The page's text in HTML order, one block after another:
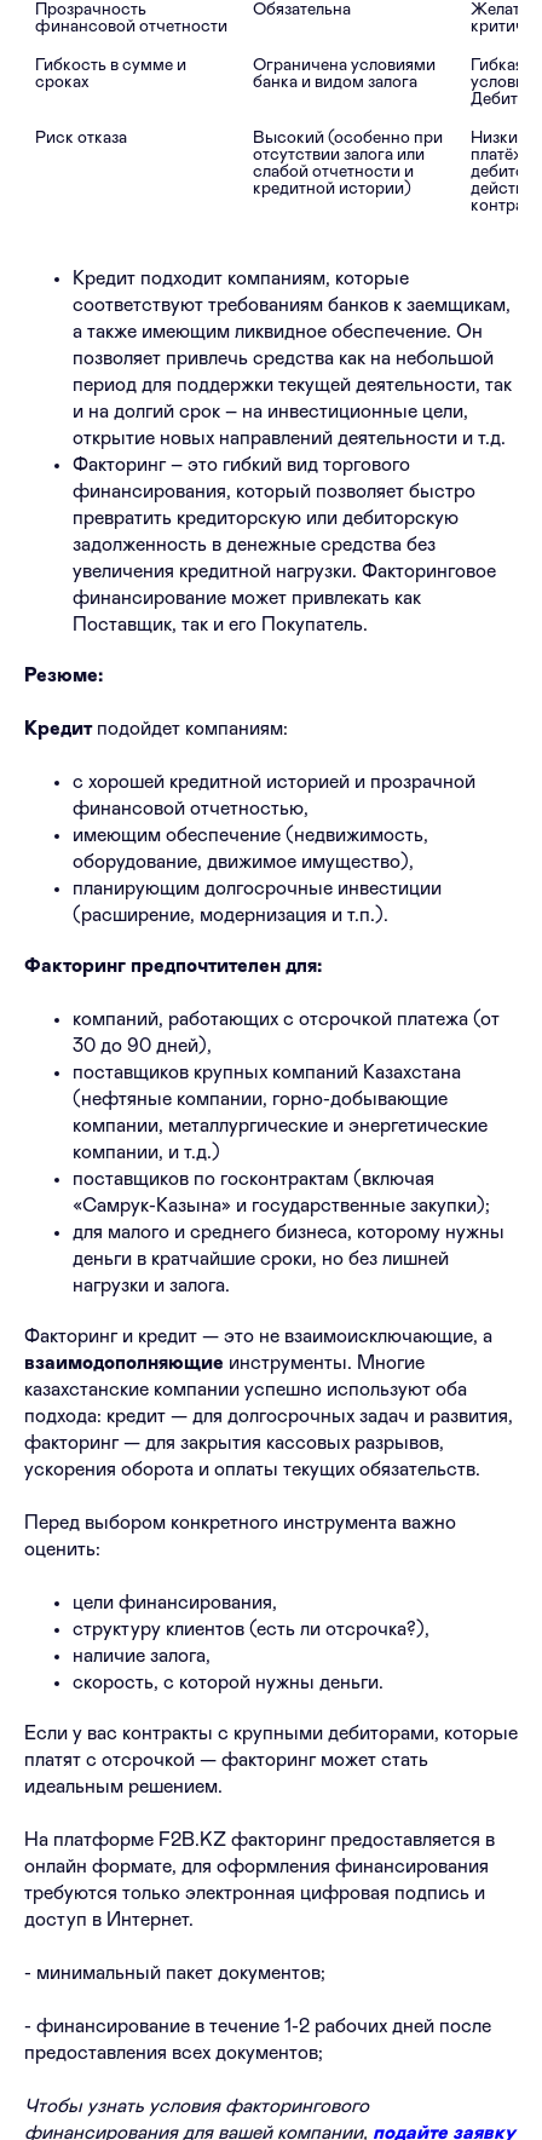
Прозрачность
Обязательна
критична
Гибкость в сумме и
сроках
Ограничена условиями
банка и видом залога
Гибкая,
условий
Риск отказа
Высокий (особенно при
отсутствии залога или
слабой отчетности и
кредитной истории)
Низкий
Кредит подходит компаниям, которые
соответствуют требованиям банков к заемщикам,
а также имеющим ликвидное обеспечение. Он
позволяет привлечь средства как на небольшой
период для поддержки текущей деятельности, так
и на долгий срок – на инвестиционные цели,
открытие новых направлений деятельности и т.д.
Факторинг – это гибкий вид торгового
финансирования, который позволяет быстро
превратить кредиторскую или дебиторскую
задолженность в денежные средства без
увеличения кредитной нагрузки. Факторинговое
финансирование может привлекать как
Поставщик, так и его Покупатель.
Резюме:
Кредитподойдет компаниям:
с хорошей кредитной историей и прозрачной
финансовой отчетностью,
имеющим обеспечение (недвижимость,
оборудование, движимое имущество),
планирующим долгосрочные инвестиции
(расширение, модернизация и т.п.).
Факторинг предпочтителен для:
компаний, работающих с отсрочкой платежа (от
30 до 90 дней),
поставщиков крупных компаний Казахстана
(нефтяные компании, горно-добывающие
компании, металлургические и энергетические
компании, и т.д.)
поставщиков по госконтрактам (включая
«Самрук-Казына» и государственные закупки);
для малого и среднего бизнеса, которому нужны
деньги в кратчайшие сроки, но без лишней
нагрузки и залога.
Факторинг и кредит — это не взаимоисключающие, а
взаимодополняющие инструменты. Многие
казахстанские компании успешно используют оба
подхода: кредит — для долгосрочных задач и развития,
факторинг — для закрытия кассовых разрывов,
ускорения оборота и оплаты текущих обязательств.
Перед выбором конкретного инструмента важно
оценить:
цели финансирования,
структуру клиентов (есть ли отсрочка?),
наличие залога,
скорость, с которой нужны деньги.
Если у вас контракты с крупными дебиторами, которые
платят с отсрочкой — факторинг может стать
идеальным решением.
На платформе F2B.KZ факторинг предоставляется в
онлайн формате, для оформления финансирования
требуются только электронная цифровая подпись и
доступ в Интернет.
- минимальный пакет документов;
- финансирование в течение 1-2 рабочих дней после
предоставления всех документов;
Чтобы узнать условия факторингового
финансирования для вашей компании, подайте заявку